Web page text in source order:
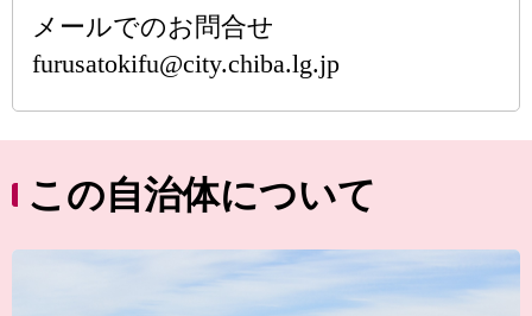
メールでのお問合せ
furusatokifu@city.chiba.lg.jp
この自治体について